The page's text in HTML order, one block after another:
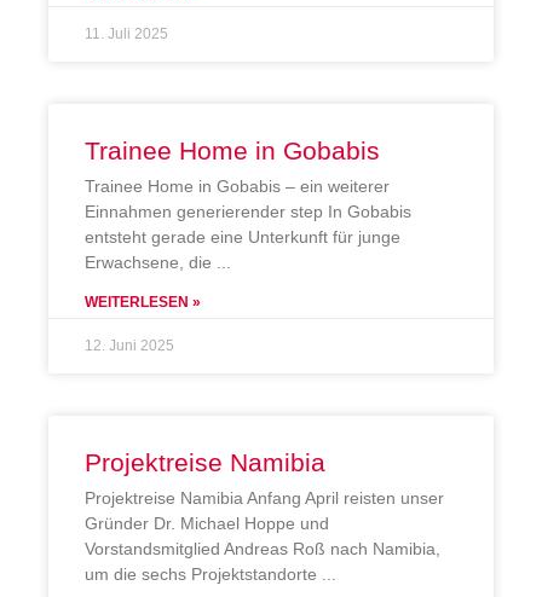
11. Juli 2025
Trainee Home in Gobabis
Trainee Home in Gobabis – ein weiterer
Einnahmen generierender step In Gobabis
entsteht gerade eine Unterkunft für junge
Erwachsene, die
WEITERLESEN »
12. Juni 2025
Projektreise Namibia
Projektreise Namibia Anfang April reisten unser
Gründer Dr. Michael Hoppe und
Vorstandsmitglied Andreas Roß nach Namibia,
um die sechs Projektstandorte